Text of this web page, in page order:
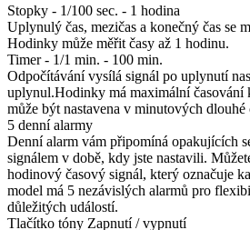
Stopky - 1/100 sec. - 1 hodina
Uplynulý čas, mezičas a konečný čas se
Hodinky může měřit časy až 1 hodinu.
Timer - 1/1 min. - 100 min.
Odpočítávání vysílá signál po uplynutí
uplynul.Hodinky má maximální časování
může být nastavena v minutových dlouhé
5 denní alarmy
Denní alarm vám připomíná opakujících
signálem v době, kdy jste nastavili.
hodinový časový signál, který označuje
model má 5 nezávislých alarmů pro
důležitých událostí.
Tlačítko tóny Zapnutí / vypnutí